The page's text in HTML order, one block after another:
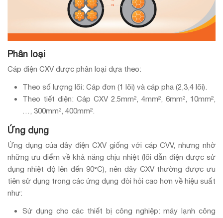
Phân loại
Cáp điện CXV được phân loại dựa theo:
Theo số lượng lõi: Cáp đơn (1 lõi) và cáp pha (2,3,4 lõi).
Theo tiết diện: Cáp CXV 2.5mm², 4mm², 6mm², 10mm²,
…, 300mm², 400mm².
Ứng dụng
Ứng dụng của dây điện CXV giống với cáp CVV, nhưng nhờ
những ưu điểm về khả năng chịu nhiệt (lõi dẫn điện được sử
dụng nhiệt độ lên đến 90°C), nên dây CXV thường được ưu
tiên sử dụng trong các ứng dụng đòi hỏi cao hơn về hiệu suất
như:
Sử dụng cho các thiết bị công nghiệp: máy lạnh công